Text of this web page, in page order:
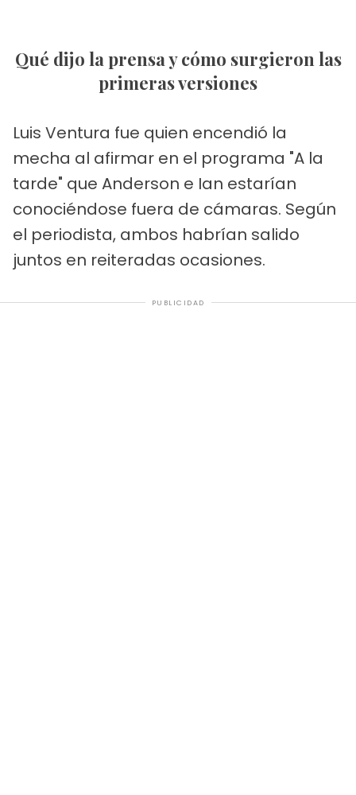
Qué dijo la prensa y cómo surgieron las
primeras versiones
Luis Ventura fue quien encendió la
mecha al afirmar en el programa "A la
tarde" que Anderson e Ian estarían
conociéndose fuera de cámaras. Según
el periodista, ambos habrían salido
juntos en reiteradas ocasiones.
PUBLICIDAD